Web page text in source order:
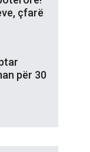
çfarë
për 30